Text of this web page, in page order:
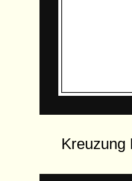
Kreuzung